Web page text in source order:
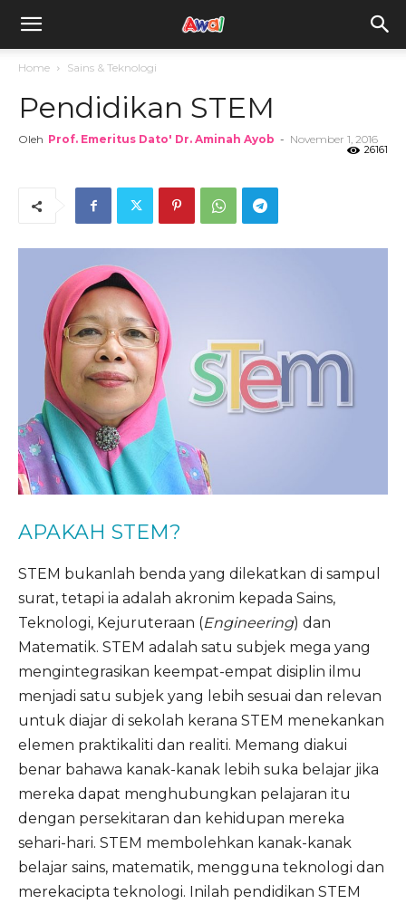
awal.my
Home Sains & Teknologi
Pendidikan STEM
Oleh Prof. Emeritus Dato' Dr. Aminah Ayob - November 1, 2016
26161
APAKAH STEM?
STEM bukanlah benda yang dilekatkan di sampul
surat, tetapi ia adalah akronim kepada Sains,
Teknologi, Kejuruteraan (Engineering) dan
Matematik. STEM adalah satu subjek mega yang
mengintegrasikan keempat-empat disiplin ilmu
menjadi satu subjek yang lebih sesuai dan relevan
untuk diajar di sekolah kerana STEM menekankan
elemen praktikaliti dan realiti. Memang diakui
benar bahawa kanak-kanak lebih suka belajar jika
mereka dapat menghubungkan pelajaran itu
dengan persekitaran dan kehidupan mereka
sehari-hari. STEM membolehkan kanak-kanak
belajar sains, matematik, mengguna teknologi dan
merekacipta teknologi. Inilah pendidikan STEM